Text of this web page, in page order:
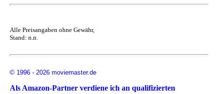
Alle Preisangaben ohne Gewähr,
Stand: n.n.
© 1996 - 2026 moviemaster.de
Als Amazon-Partner verdiene ich an qualifizierten